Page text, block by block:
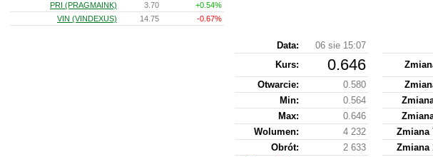
Data:
06 sie 15:07
Kurs: 0.646
Otwarcie:
0.580
Min:
0.564
Max:
0.646
Wolumen:
4 232
Obrót:
2 633
Zmiana
Zmiana
PRI (PRAGMAINK)
3.70
+0.54%
VIN (VINDEXUS)
14.75 -0.67%